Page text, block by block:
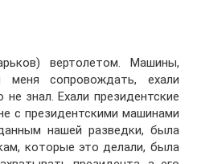
вертолетом. Машины,
сопровождать, ехали
знал. Ехали президентские
с президентскими машинами
нашей разведки, была
которые это делали, была